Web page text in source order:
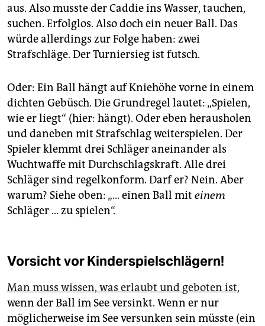
aus. Also musste der Caddie ins Wasser, tauchen,
suchen. Erfolglos. Also doch ein neuer Ball. Das
würde allerdings zur Folge haben: zwei
Strafschläge. Der Turniersieg ist futsch.
Oder: Ein Ball hängt auf Kniehöhe vorne in einem
dichten Gebüsch. Die Grundregel lautet: „Spielen,
wie er liegt“ (hier: hängt). Oder eben herausholen
und daneben mit Strafschlag weiterspielen. Der
Spieler klemmt drei Schläger aneinander als
Wuchtwaffe mit Durchschlagskraft. Alle drei
Schläger sind regelkonform. Darf er? Nein. Aber
warum? Siehe oben: „… einen Ball mit einem
Schläger … zu spielen“.
Vorsicht vor Kinderspielschlägern!
Man muss wissen, was erlaubt und geboten ist,
wenn der Ball im See versinkt. Wenn er nur
möglicherweise im See versunken sein müsste (ein